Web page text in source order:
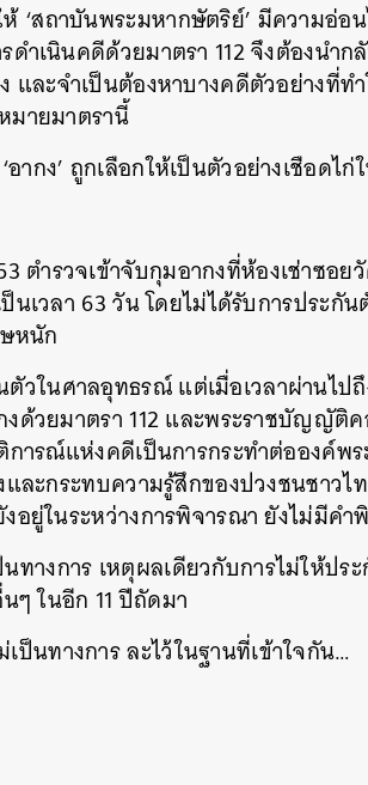
‘สถาบันพระมหากษัตริย์’ มีความอ่อ
ำเนินคดีด้วยมาตรา 112 จึงต้องนำก
และจำเป็นต้องหาบางคดีตัวอย่างที่
มายมาตรานี้
อากง’ ถูกเลือกให้เป็นตัวอย่างเชือด
ตำรวจเข้าจับกุมอากงที่ห้องเช่าซอ
เวลา 63 วัน โดยไม่ได้รับการประกัน
หนัก
วในศาลอุทธรณ์ แต่เมื่อเวลาผ่านไป
ด้วยมาตรา 112 และพระราชบัญญัติ
การณ์แห่งคดีเป็นการกระทำต่อองค์พ
และกระทบความรู้สึกของปวงชนชาวไ
อยู่ในระหว่างการพิจารณา ยังไม่มีคำ
ทางการ เหตุผลเดียวกับการไม่ให้ป
ๆ ในอีก 11 ปีถัดมา
ป็นทางการ ละไว้ในฐานที่เข้าใจกัน…